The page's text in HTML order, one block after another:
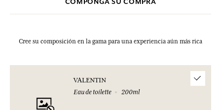
Cree su composición en la gama para una experiencia aún más rica
VALENTIN
Eau de toilette
200ml